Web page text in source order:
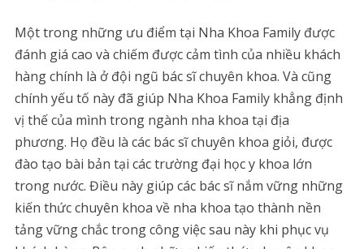
Một trong những ưu điểm tại Nha Khoa Family được
đánh giá cao và chiếm được cảm tình của nhiều khách
hàng chính là ở đội ngũ bác sĩ chuyên khoa. Và cũng
chính yếu tố này đã giúp Nha Khoa Family khẳng định
vị thế của mình trong ngành nha khoa tại địa
phương. Họ đều là các bác sĩ chuyên khoa giỏi, được
đào tạo bài bản tại các trường đại học y khoa lớn
trong nước. Điều này giúp các bác sĩ nắm vững những
kiến thức chuyên khoa về nha khoa tạo thành nền
tảng vững chắc trong công việc sau này khi phục vụ